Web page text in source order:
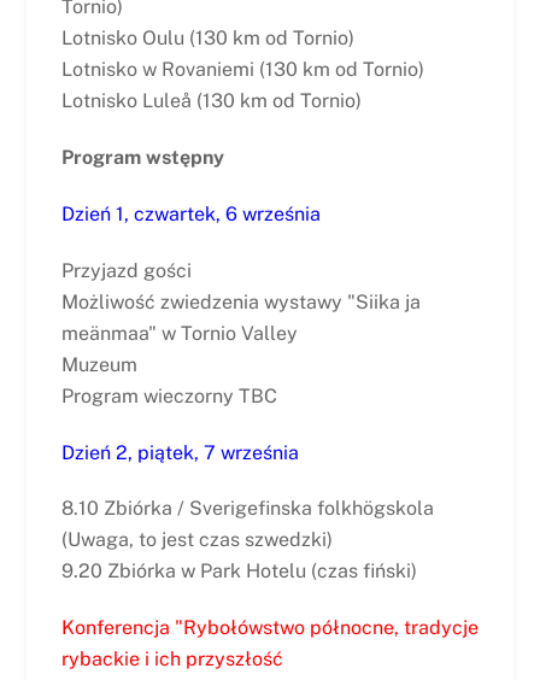
Tornio)
Lotnisko Oulu (130 km od Tornio)
Lotnisko w Rovaniemi (130 km od Tornio)
Lotnisko Luleå (130 km od Tornio)
Program wstępny
Dzień 1, czwartek, 6 września
Przyjazd gości
Możliwość zwiedzenia wystawy "Siika ja
meänmaa" w Tornio Valley
Muzeum
Program wieczorny TBC
Dzień 2, piątek, 7 września
8.10 Zbiórka / Sverigefinska folkhögskola
(Uwaga, to jest czas szwedzki)
9.20 Zbiórka w Park Hotelu (czas fiński)
Konferencja "Rybołówstwo północne, tradycje
rybackie i ich przyszłość